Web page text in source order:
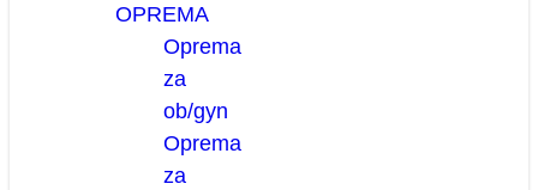
OPREMA
Oprema
za
ob/gyn
Oprema
za